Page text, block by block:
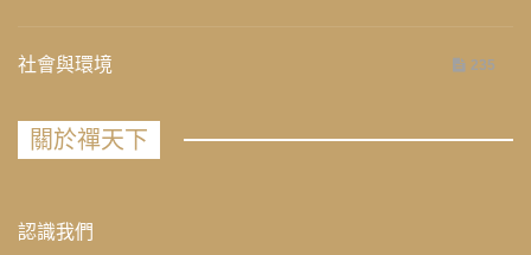
社會與環境 235
關於禪天下
認識我們